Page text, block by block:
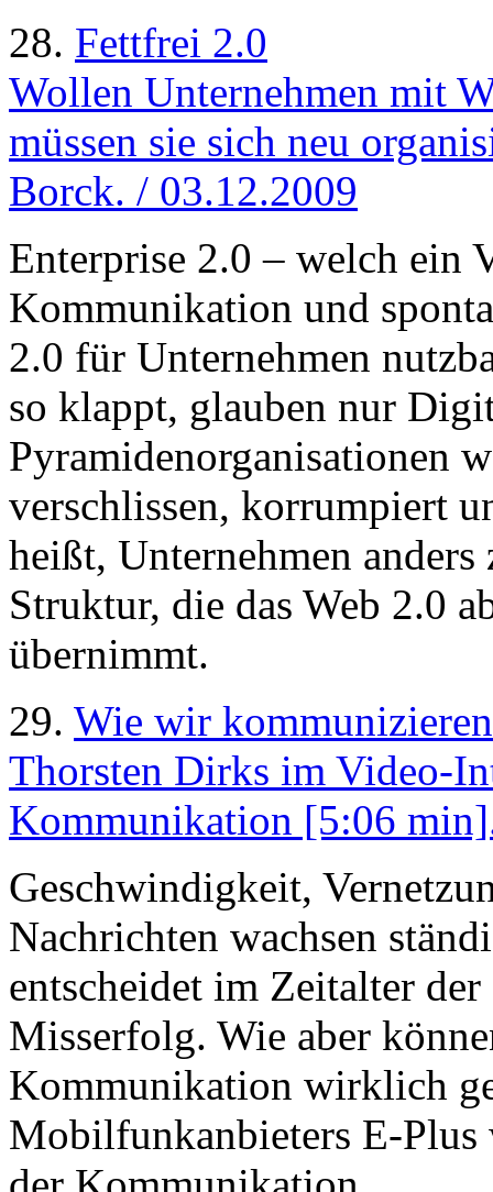
28. Fettfrei 2.0
Wollen Unternehmen mit
müssen sie sich neu
Borck. / 03.12.2009
Enterprise 2.0 – welch ein
Kommunikation und
2.0 für Unternehmen
so klappt, glauben nur
Pyramidenorganisationen
verschlissen, korrumpiert
heißt, Unternehmen
Struktur, die das Web 2.0
übernimmt.
29. Wie wir
Thorsten Dirks im Video-
Kommunikation [5:06
Geschwindigkeit,
Nachrichten wachsen
entscheidet im Zeitalter
Misserfolg. Wie aber
Kommunikation wirklich
Mobilfunkanbieters E-